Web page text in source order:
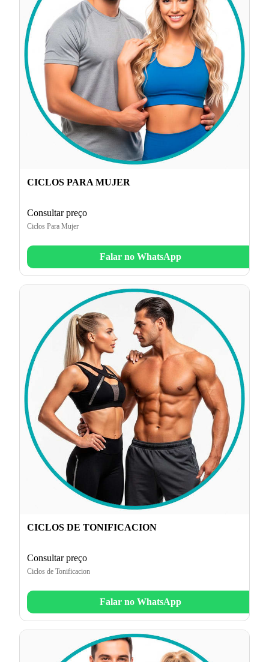
CICLOS PARA MUJER
Consultar preço
Ciclos Para Mujer
Falar no WhatsApp
CICLOS DE TONIFICACION
Consultar preço
Ciclos de Tonificacion
Falar no WhatsApp